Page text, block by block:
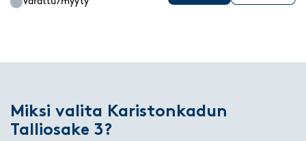
Miksi valita Karistonkadun
Talliosake 3?